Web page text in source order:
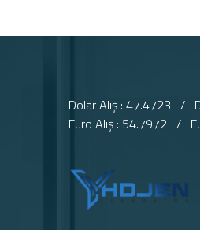
Dolar Alış : 47.4723 /
Euro Alış : 54.7972 /